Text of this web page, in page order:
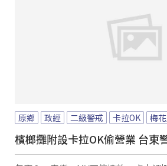
原鄉 政經 二級警戒 卡拉OK 梅
檳榔攤附設卡拉OK偷營業 台東